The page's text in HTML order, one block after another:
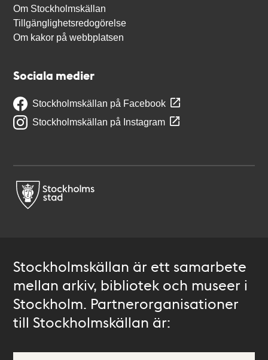
Om Stockholmskällan
Tillgänglighetsredogörelse
Om kakor på webbplatsen
Sociala medier
Stockholmskällan på Facebook
Stockholmskällan på Instagram
Stockholmskällan är ett samarbete
mellan arkiv, bibliotek och museer i
Stockholm. Partnerorganisationer
till Stockholmskällan är: